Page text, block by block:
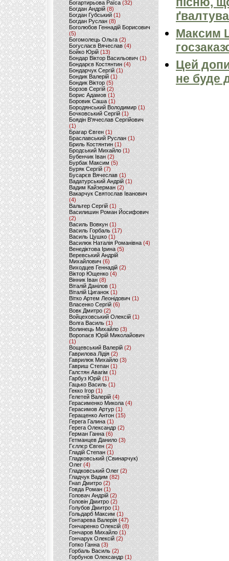
Богартирьова Раїса (32)
Богдан Андрій(8)
Богдан Губський (1)
Богдан Руслан(8)
Боголюбов Геннадій Борисович
(5)
Богомолець Ольга (2)
Богуслаєв Вячеслав (4)
Бойко Юрій (13)
Бондар Віктор Васильович (1)
Бондарєв Костянтин (4)
Бондарчук Сергій(1)
Бондик Валерій (1)
Бондик Віктор(5)
Борзов Сергiй (2)
Борис Адамов(1)
Боровик Саша (1)
Бородянський Володимир (1)
Бочковський Сергій (1)
Боядін В'ячеслав Сергійович
(1)
Брагар Євген (1)
Браславський Руслан (1)
Бриль Костянтин (1)
Бродський Михайло (1)
Бубенчик Іван(2)
Бурбак Максим (5)
Буряк Сергій (7)
Бусарєв Вячеслав (1)
Вадатурський Андрій (1)
Вадим Кайзерман (2)
Вакарчук Святослав Іванович
(4)
Вальтер Сергій (1)
Василишин Роман Йосифович
(2)
Василь Вовкун (1)
Василь Горбаль (17)
Василь Цушко (1)
Василюк Наталія Романівна (4)
Венедіктова Ірина(5)
Веревський Андрій
Михайлович (6)
Виходцев Геннадій (2)
Віктор Ющенко (4)
Вінник Іван (8)
Віталій Данілов (1)
Віталій Циганок (1)
Вітко Артем Леонідович(1)
Власенко Сергій (6)
Вовк Дмитро(2)
Войцеховський Олексій(1)
Волга Василь (1)
Волинець Михайло (3)
Воропаєв Юрій Миколайович
(1)
Вощевський Валерій(2)
Гаврилова Лідія (2)
Гаврилюк Михайло (3)
Гавриш Степан (1)
Галстян Авагім (1)
Гарбуз Юрій (1)
Гацько Василь (1)
Гекко Ігор(1)
Гелетей Валерій (4)
Герасименко Микола (4)
Герасимов Артур (1)
Геращенко Антон(15)
Герега Галина (1)
Герега Олександр (2)
Герман Ганна (6)
Гетманцев Данило (3)
Гєллєр Євген (2)
Гладій Степан(1)
Гладковський (Свинарчук)
Олег (4)
Гладковський Олег (2)
Гладчук Вадим (82)
Гнап Дмитро (2)
Говда Роман(1)
Головач Андрій (2)
Головін Дмитро (2)
Голубов Дмитро (1)
Гольдарб Максим(1)
Гонтарева Валерія (47)
Гончаренко Олексій(8)
Гончаров Михайло (1)
Гончарук Олексій (2)
Гопко Ганна (3)
Горбаль Василь (2)
Горбунов Олександр (1)
Максим
Цей
не буде